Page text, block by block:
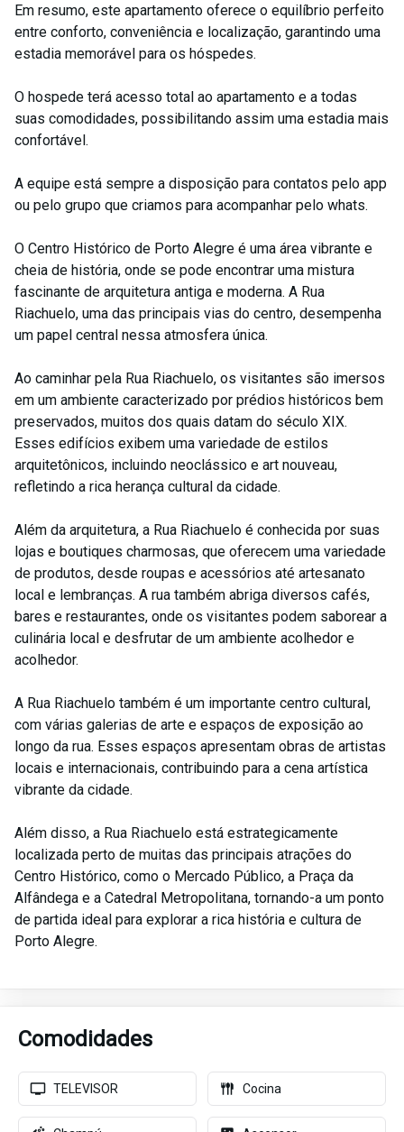
Em resumo, este apartamento oferece o equilíbrio perfeito
entre conforto, conveniência e localização, garantindo uma
estadia memorável para os hóspedes.
O hospede terá acesso total ao apartamento e a todas
suas comodidades, possibilitando assim uma estadia mais
confortável.
A equipe está sempre a disposição para contatos pelo app
ou pelo grupo que criamos para acompanhar pelo whats.
O Centro Histórico de Porto Alegre é uma área vibrante e
cheia de história, onde se pode encontrar uma mistura
fascinante de arquitetura antiga e moderna. A Rua
Riachuelo, uma das principais vias do centro, desempenha
um papel central nessa atmosfera única.
Ao caminhar pela Rua Riachuelo, os visitantes são imersos
em um ambiente caracterizado por prédios históricos bem
preservados, muitos dos quais datam do século XIX.
Esses edifícios exibem uma variedade de estilos
arquitetônicos, incluindo neoclássico e art nouveau,
refletindo a rica herança cultural da cidade.
Além da arquitetura, a Rua Riachuelo é conhecida por suas
lojas e boutiques charmosas, que oferecem uma variedade
de produtos, desde roupas e acessórios até artesanato
local e lembranças. A rua também abriga diversos cafés,
bares e restaurantes, onde os visitantes podem saborear a
culinária local e desfrutar de um ambiente acolhedor e
acolhedor.
A Rua Riachuelo também é um importante centro cultural,
com várias galerias de arte e espaços de exposição ao
longo da rua. Esses espaços apresentam obras de artistas
locais e internacionais, contribuindo para a cena artística
vibrante da cidade.
Além disso, a Rua Riachuelo está estrategicamente
localizada perto de muitas das principais atrações do
Centro Histórico, como o Mercado Público, a Praça da
Alfândega e a Catedral Metropolitana, tornando-a um ponto
de partida ideal para explorar a rica história e cultura de
Porto Alegre.
Comodidades
TELEVISOR Cocina